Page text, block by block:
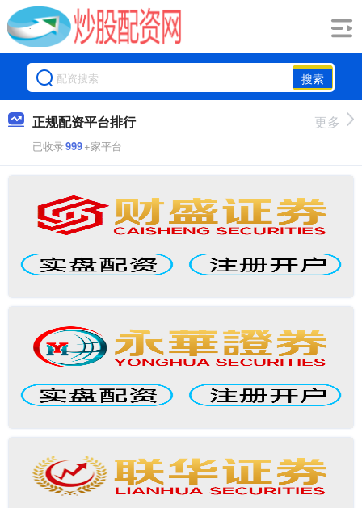
搜索
正规配资平台排行
已收录999+家平台
更多